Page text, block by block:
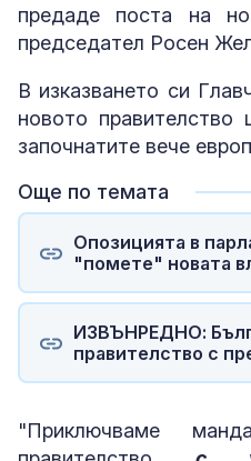
предаде поста на
председател Росен
В изказването си
новото
започнатите вече
Още по темата
Опозицията в
"помете" новата
ИЗВЪНРЕДНО:
правителство с
"Приключваме